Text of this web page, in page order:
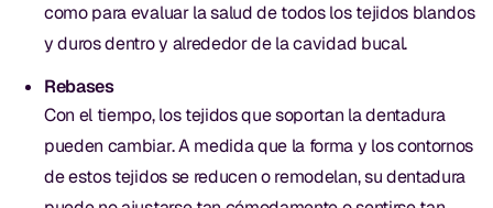
como para evaluar la salud de todos los tejidos blandos
y duros dentro y alrededor de la cavidad bucal.
Rebases
Con el tiempo, los tejidos que soportan la dentadura
pueden cambiar. A medida que la forma y los contornos
de estos tejidos se reducen o remodelan, su dentadura